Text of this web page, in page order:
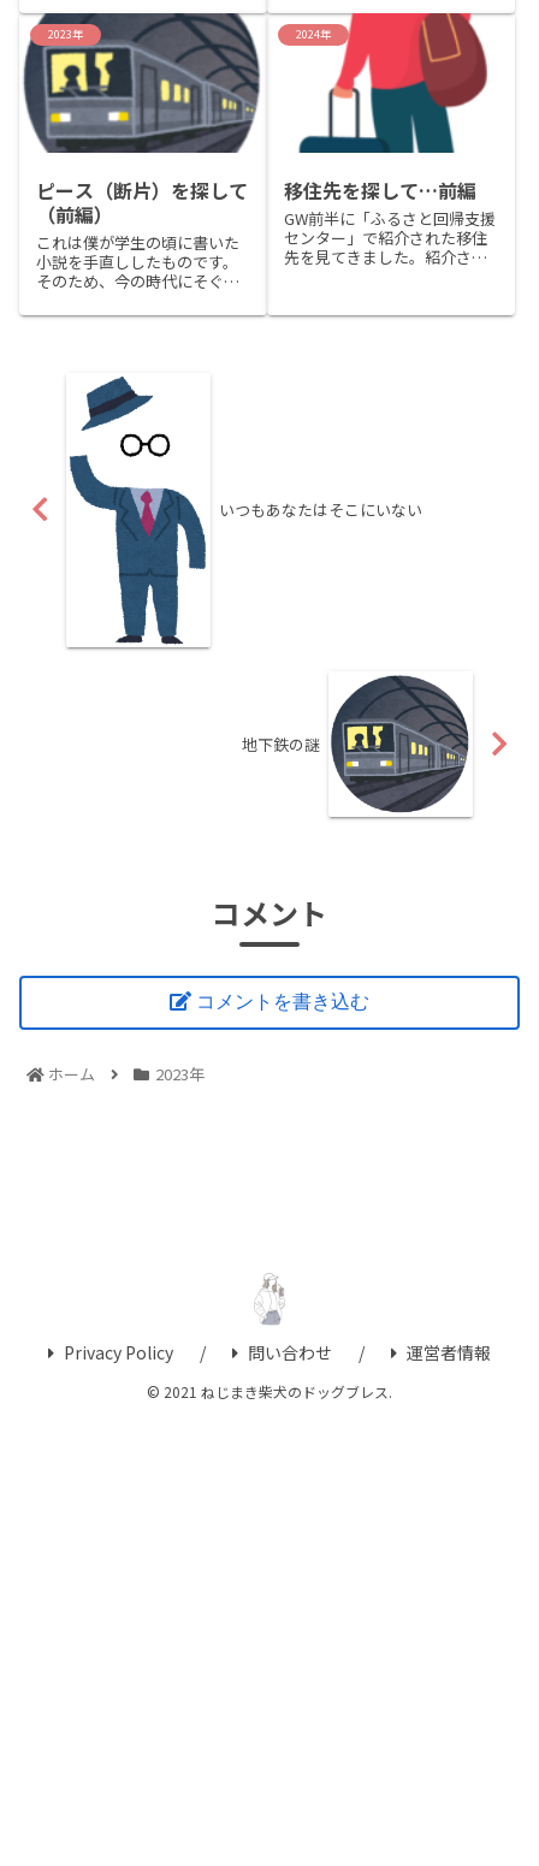
ういう日は、クーラーの効い
た部屋で何でもないような事
をするに限ると思う。部屋の
片付けとか掃除をしているの
が一番...
に行く日だったが、たまには
ルーティンを変えてみた。昨
日、鬼滅の刃を衝動的に読み
たくなって夜更かしをしてし
まった事(^_^;)、小雨交...
2023年
ピース（断片）を探して
（前編）
これは僕が学生の頃に書いた
小説を手直ししたものです。
そのため、今の時代にそぐわ
が、ご了承ください。(^_^;)夜
中は闇。電車が地上に出て
も、ネオンサインや天気の
2024年
移住先を探して…前編
GW前半に「ふるさと回帰支援
センター」で紹介された移住
先を見てきました。紹介され
場の神奈川県の二宮町に行っ
いつもあなたはそこにいない
地下鉄の謎
コメント
コメントを書き込む
ホーム 2023年
Privacy Policy 問い合わせ 運営者情報
© 2021 ねじまき柴犬のドッグブレス.